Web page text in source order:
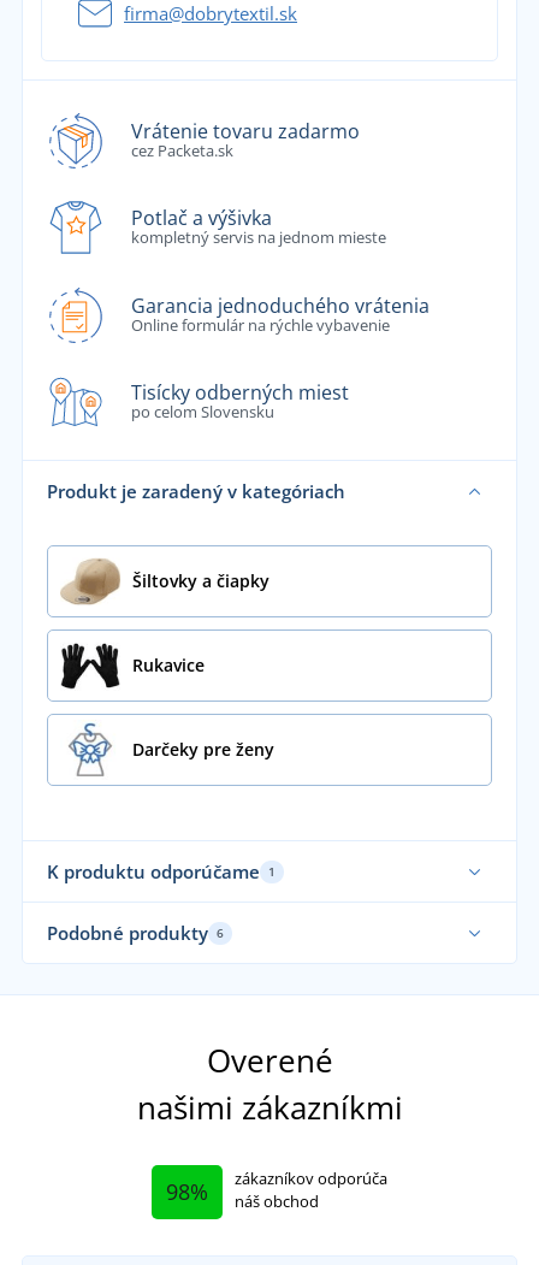
firma@dobrytextil.sk
Vrátenie tovaru zadarmo
cez Packeta.sk
Potlač a výšivka
kompletný servis na jednom mieste
Garancia jednoduchého vrátenia
Online formulár na rýchle vybavenie
Tisícky odberných miest
po celom Slovensku
Produkt je zaradený v kategóriach
Šiltovky a čiapky
Rukavice
Darčeky pre ženy
K produktu odporúčame 1
Podobné produkty 6
Overené
našimi zákazníkmi
98%
zákazníkov odporúča
náš obchod